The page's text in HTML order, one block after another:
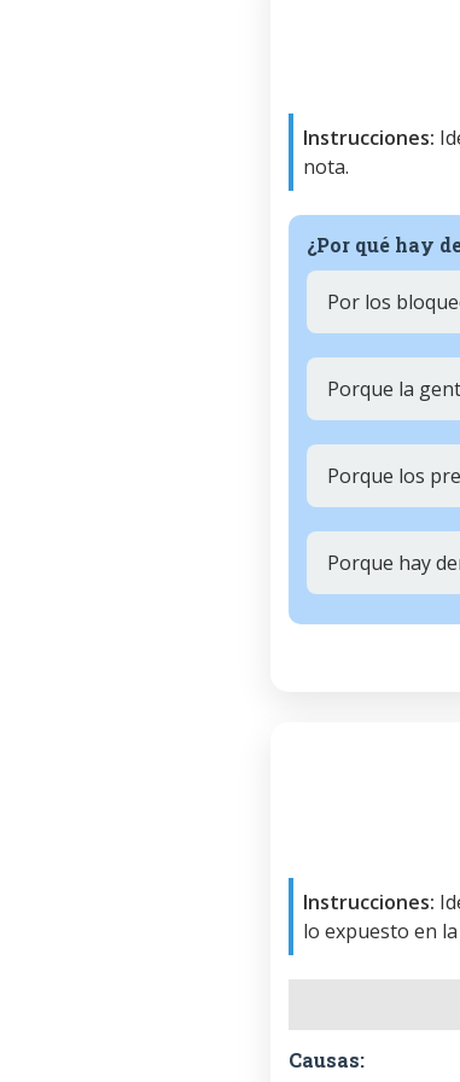
Instrucciones:
nota.
¿Por qué hay
Por los
Porque la
Porque los
Porque hay
Instrucciones:
lo expuesto en
Causas: